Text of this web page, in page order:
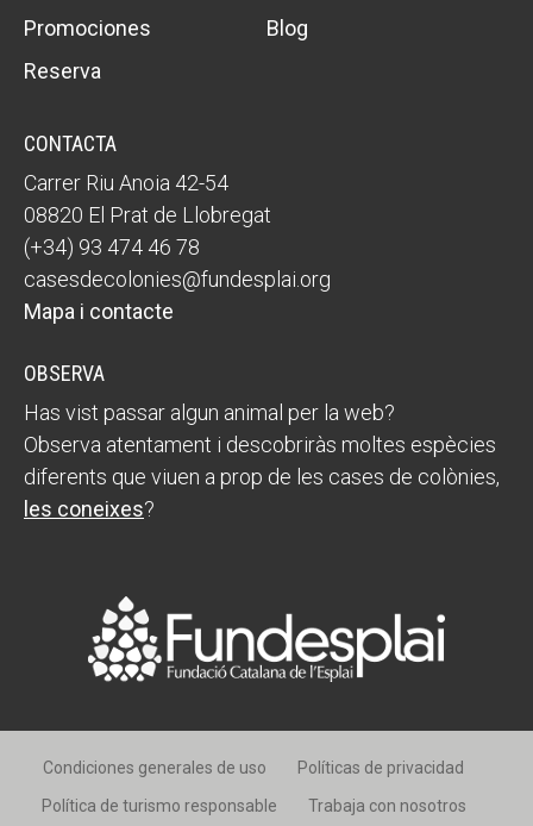
Promociones
Blog
Reserva
CONTACTA
Carrer Riu Anoia 42-54
08820 El Prat de Llobregat
(+34) 93 474 46 78
casesdecolonies@fundesplai.org
Mapa i contacte
OBSERVA
Has vist passar algun animal per la web?
Observa atentament i descobriràs moltes espècies
diferents que viuen a prop de les cases de colònies,
les coneixes?
Condiciones generales de uso
Políticas de privacidad
Política de turismo responsable
Trabaja con nosotros